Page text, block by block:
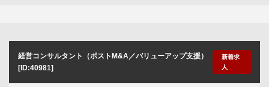
経営コンサルタント（ポストM&A／バリューアップ支援）
[ID:40981]
新着求
人